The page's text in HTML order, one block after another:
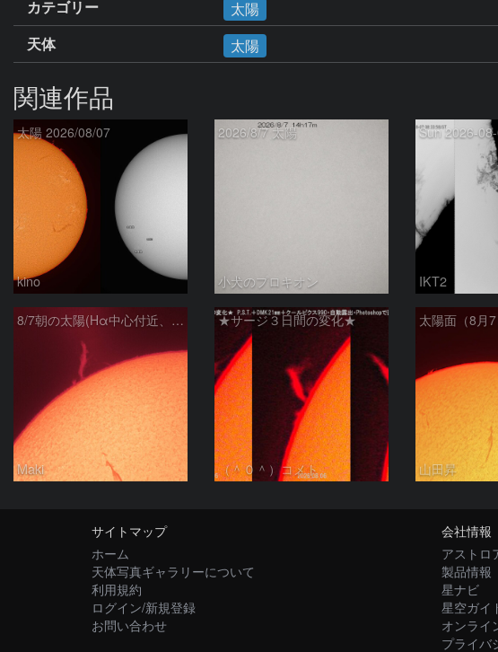
カテゴリー
太陽
天体
太陽
関連作品
太陽 2026/08/07
kino
2026/8/7 太陽
小犬のプロキオン
Sun 2026-
IKT2
8/7朝の太陽(Hα中心付近、プロミネンス)
Maki
★サージ３日間の変化★
（＾０＾）コメト
太陽面（8月7
山田昇
サイトマップ
ホーム
天体写真ギャラリーについて
利用規約
ログイン/新規登録
お問い合わせ
会社情報
アストロ
製品情報
星ナビ
星空ガイ
オンライ
プライバ